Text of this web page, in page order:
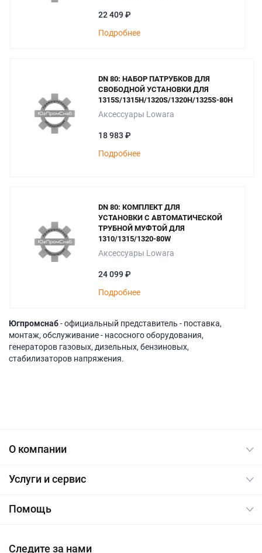
22 409 ₽
Подробнее
DN 80: НАБОР ПАТРУБКОВ ДЛЯ
СВОБОДНОЙ УСТАНОВКИ ДЛЯ
1315S/1315H/1320S/1320H/1325S-80H
Аксессуары Lowara
18 983 ₽
Подробнее
DN 80: КОМПЛЕКТ ДЛЯ
УСТАНОВКИ С АВТОМАТИЧЕСКОЙ
ТРУБНОЙ МУФТОЙ ДЛЯ
1310/1315/1320-80W
Аксессуары Lowara
24 099 ₽
Подробнее
Югпромснаб- официальный представитель - поставка,
монтаж, обслуживание - насосного оборудования,
генераторов газовых, дизельных, бензиновых,
стабилизаторов напряжения.
О компании
Услуги и сервис
Помощь
Следите за нами